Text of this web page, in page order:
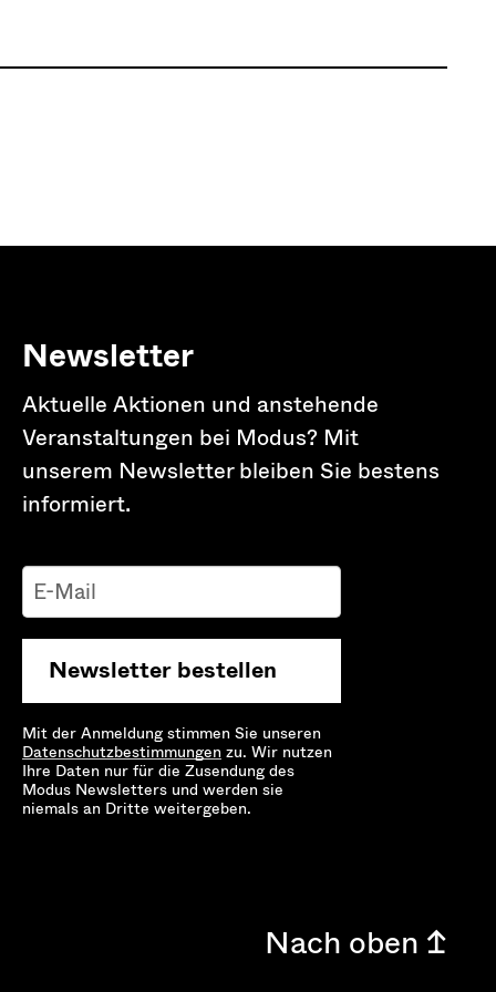
Newsletter
Aktuelle Aktionen und anstehende
Veranstaltungen bei Modus? Mit
unserem Newsletter bleiben Sie bestens
informiert.
Newsletter bestellen
Mit der Anmeldung stimmen Sie unseren
Datenschutz­bestimmungen zu. Wir nutzen
Ihre Daten nur für die Zusendung des
Modus Newsletters und werden sie
niemals an Dritte weitergeben.
Nach oben ↥